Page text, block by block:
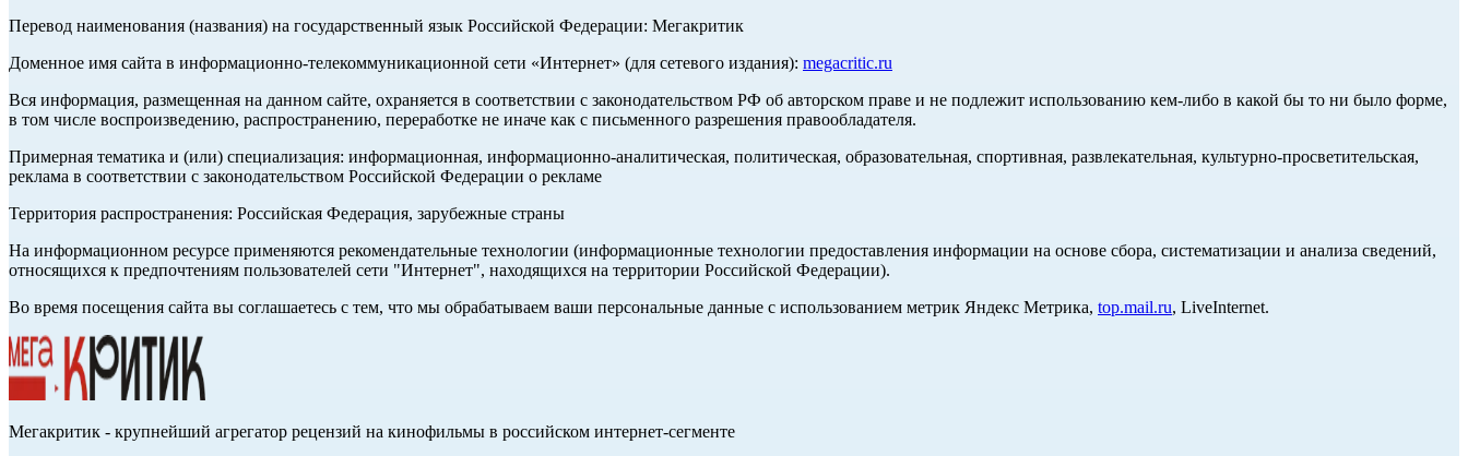
Перевод наименования (названия) на государственный язык Российской Федерации: Мегакритик
Доменное имя сайта в информационно-телекоммуникационной сети «Интернет» (для сетевого издания): megacritic.ru
Вся информация, размещенная на данном сайте, охраняется в соответствии с законодательством РФ об авторском праве и не подлежит использованию кем-либо в какой бы то ни было форме,
в том числе воспроизведению, распространению, переработке не иначе как с письменного разрешения правообладателя.
Примерная тематика и (или) специализация: информационная, информационно-аналитическая, политическая, образовательная, спортивная, развлекательная, культурно-просветительская,
реклама в соответствии с законодательством Российской Федерации о рекламе
Территория распространения: Российская Федерация, зарубежные страны
На информационном ресурсе применяются рекомендательные технологии (информационные технологии предоставления информации на основе сбора, систематизации и анализа сведений,
относящихся к предпочтениям пользователей сети "Интернет", находящихся на территории Российской Федерации).
Во время посещения сайта вы соглашаетесь с тем, что мы обрабатываем ваши персональные данные с использованием метрик Яндекс Метрика, top.mail.ru, LiveInternet.
Мегакритик - крупнейший агрегатор рецензий на кинофильмы в российском интернет-сегменте